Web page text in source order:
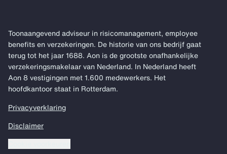
Toonaangevend adviseur in risicomanagement, employee
benefits en verzekeringen. De historie van ons bedrijf gaat
terug tot het jaar 1688. Aon is de grootste onafhankelijke
verzekeringsmakelaar van Nederland. In Nederland heeft
Aon 8 vestigingen met 1.600 medewerkers. Het
hoofdkantoor staat in Rotterdam.
Privacyverklaring
Disclaimer